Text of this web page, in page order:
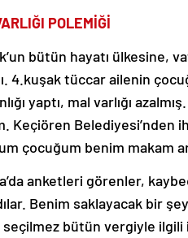
POLEMİĞİ
bütün hayatı ülkesine,
4.kuşak tüccar ailenin
yaptı, mal varlığı
Keçiören Belediyesi’nden
çocuğum benim makam
anketleri görenler,
Benim saklayacak bir
bütün vergiyle ilgili